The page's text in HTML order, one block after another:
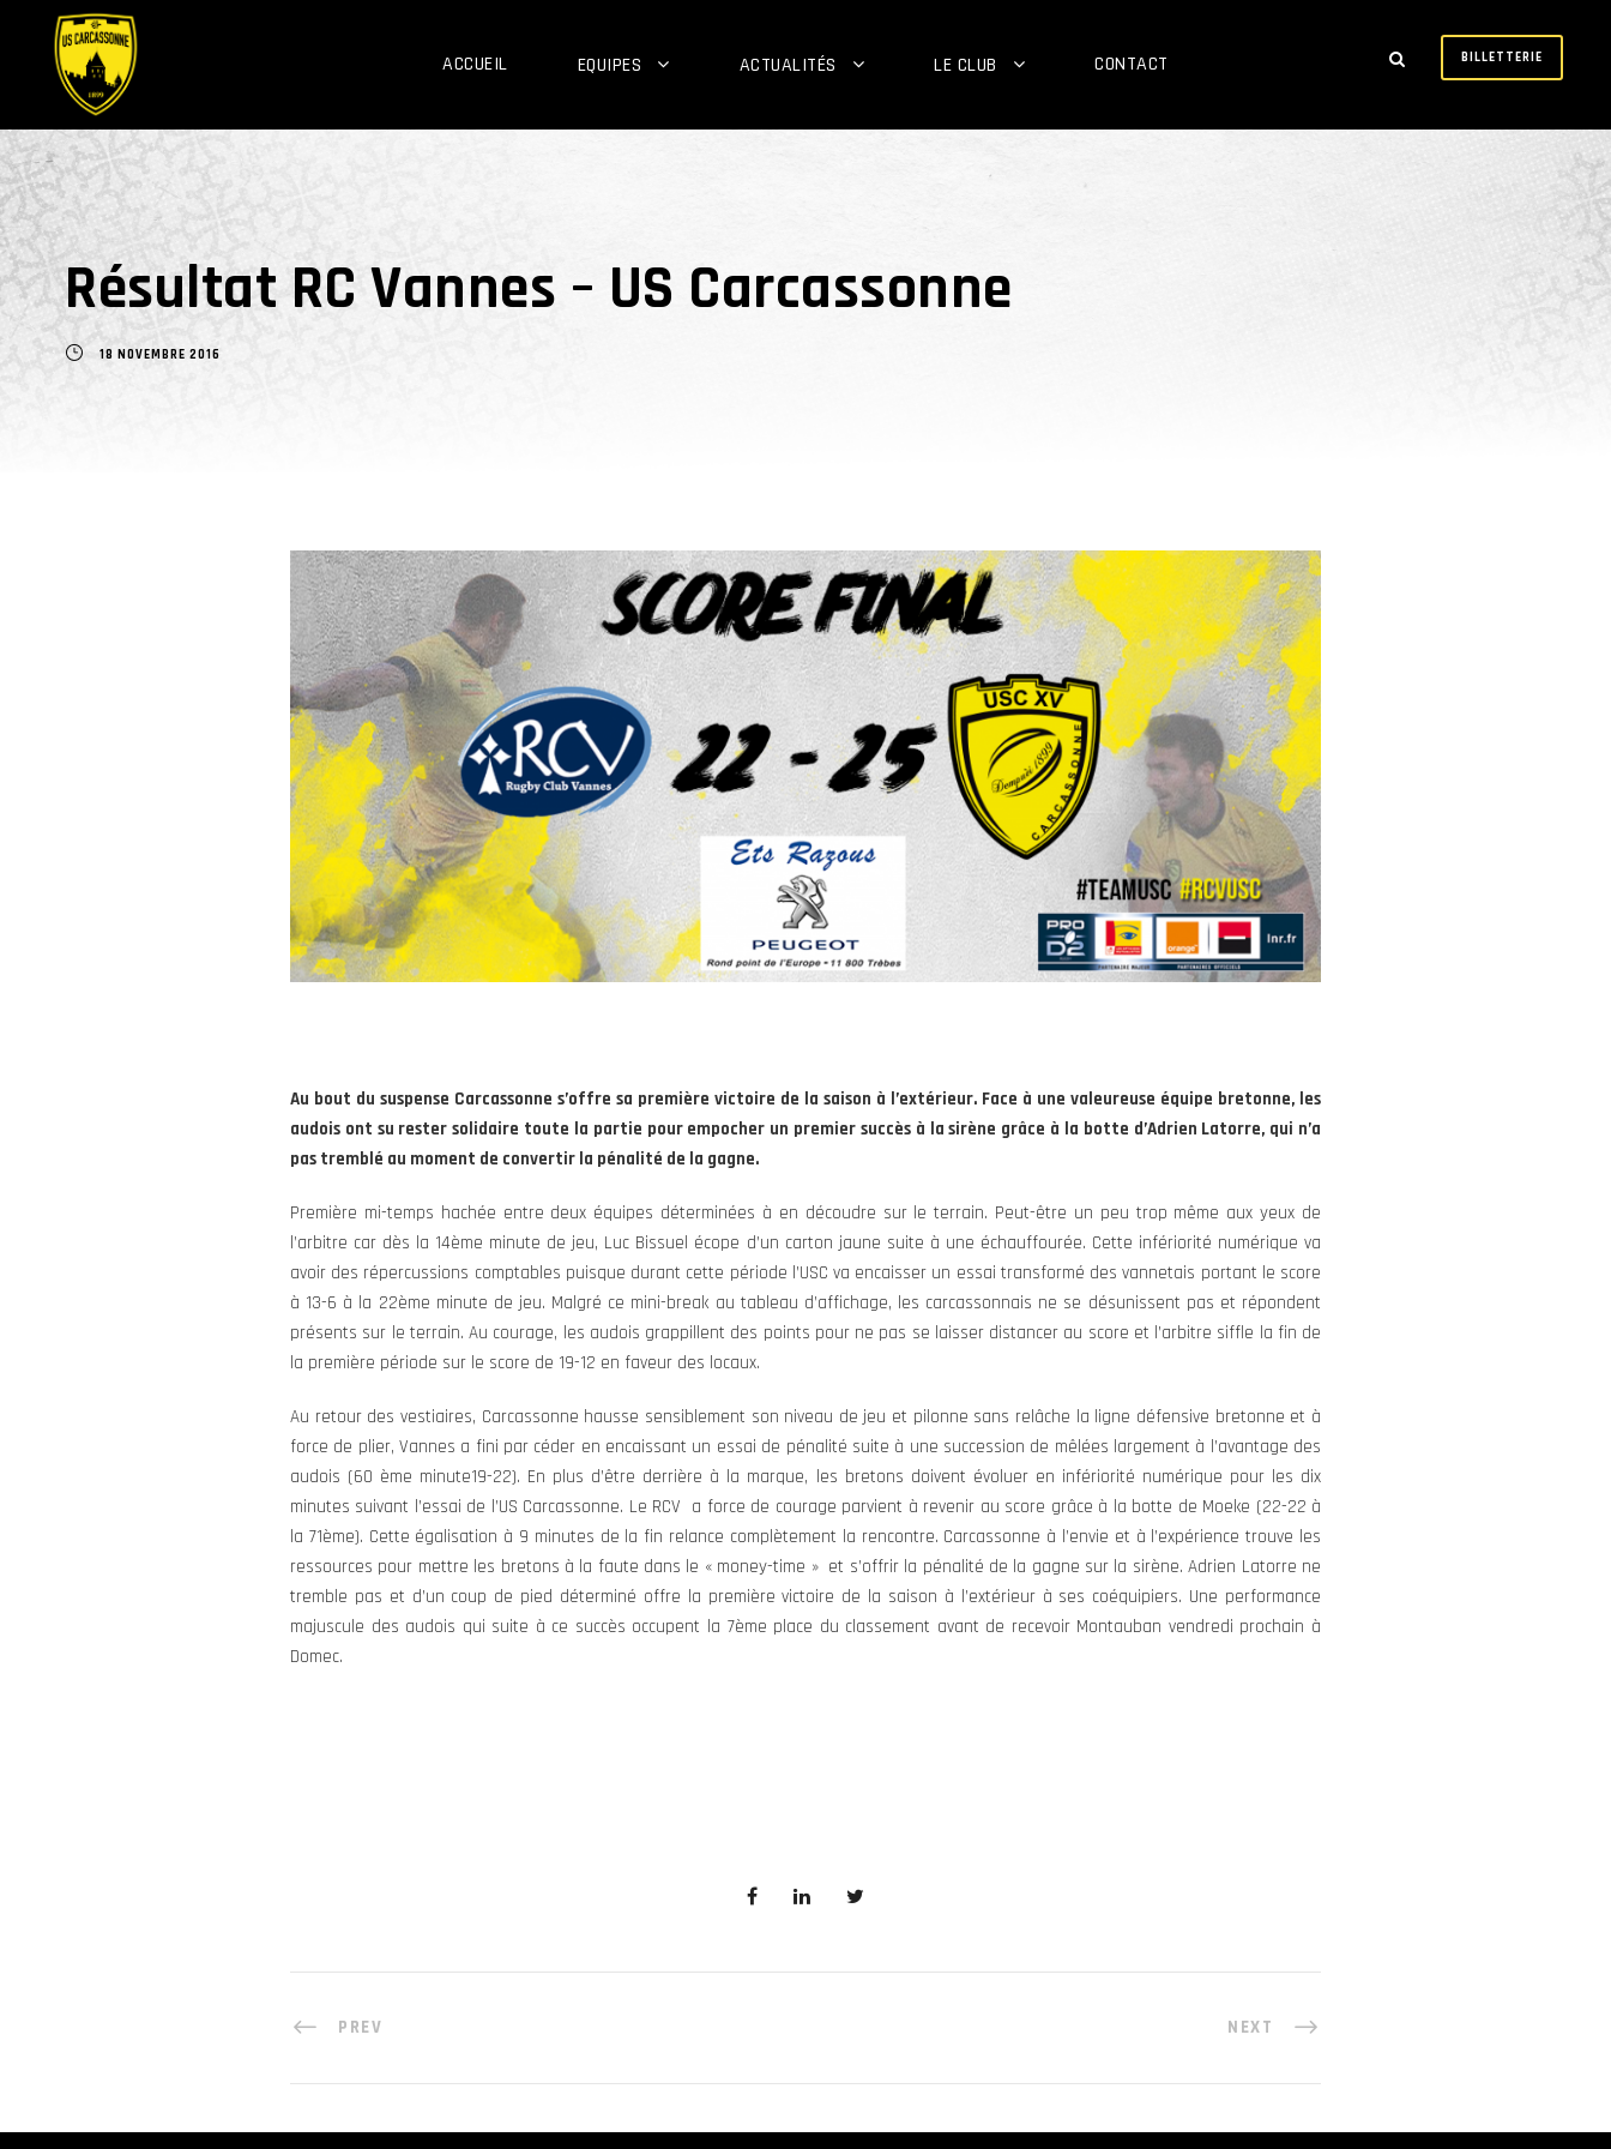
ACCUEIL EQUIPES ACTUALITÉS LE CLUB CONTACT BILLETTERIE
Résultat RC Vannes – US Carcassonne
18 NOVEMBRE 2016
Au bout du suspense Carcassonne s’offre sa première victoire de la saison à l’extérieur. Face à une valeureuse équipe bretonne, les
audois ont su rester solidaire toute la partie pour empocher un premier succès à la sirène grâce à la botte d’Adrien Latorre, qui n’a
pas tremblé au moment de convertir la pénalité de la gagne.
Première mi-temps hachée entre deux équipes déterminées à en découdre sur le terrain. Peut-être un peu trop même aux yeux de
l’arbitre car dès la 14ème minute de jeu, Luc Bissuel écope d’un carton jaune suite à une échauffourée. Cette infériorité numérique va
avoir des répercussions comptables puisque durant cette période l’USC va encaisser un essai transformé des vannetais portant le score
à 13-6 à la 22ème minute de jeu. Malgré ce mini-break au tableau d’affichage, les carcassonnais ne se désunissent pas et répondent
présents sur le terrain. Au courage, les audois grappillent des points pour ne pas se laisser distancer au score et l’arbitre siffle la fin de
la première période sur le score de 19-12 en faveur des locaux.
Au retour des vestiaires, Carcassonne hausse sensiblement son niveau de jeu et pilonne sans relâche la ligne défensive bretonne et à
force de plier, Vannes a fini par céder en encaissant un essai de pénalité suite à une succession de mêlées largement à l’avantage des
audois (60 ème minute19-22). En plus d’être derrière à la marque, les bretons doivent évoluer en infériorité numérique pour les dix
minutes suivant l’essai de l’US Carcassonne. Le RCV a force de courage parvient à revenir au score grâce à la botte de Moeke (22-22 à
la 71ème). Cette égalisation à 9 minutes de la fin relance complètement la rencontre. Carcassonne à l’envie et à l’expérience trouve les
ressources pour mettre les bretons à la faute dans le « money-time » et s’offrir la pénalité de la gagne sur la sirène. Adrien Latorre ne
tremble pas et d’un coup de pied déterminé offre la première victoire de la saison à l’extérieur à ses coéquipiers. Une performance
majuscule des audois qui suite à ce succès occupent la 7ème place du classement avant de recevoir Montauban vendredi prochain à
Domec.
PREV NEXT